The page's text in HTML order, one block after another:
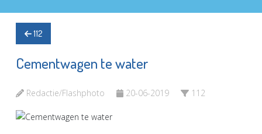
112
Cementwagen te water
Redactie/Flashphoto 20-06-2019 112